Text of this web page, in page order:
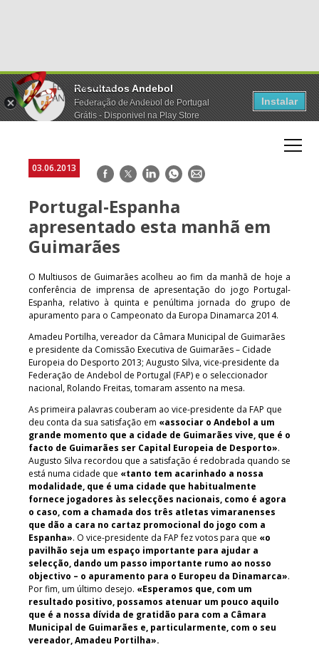
Resultados Andebol
Federação de Andebol de Portugal
Grátis - Disponivel na Play Store
Instalar
03.06.2013 Facebook
TwitterLinkedInWhatsApp
E-
Portugal-Espanha
apresentado esta manhã em
Guimarães
O Multiusos de Guimarães acolheu ao fim da manhã de hoje a
conferência de imprensa de apresentação do jogo Portugal-
Espanha, relativo à quinta e penúltima jornada do grupo de
apuramento para o Campeonato da Europa Dinamarca 2014.
Amadeu Portilha, vereador da Câmara Municipal de Guimarães
e presidente da Comissão Executiva de Guimarães – Cidade
Europeia do Desporto 2013; Augusto Silva, vice-presidente da
Federação de Andebol de Portugal (FAP) e o seleccionador
nacional, Rolando Freitas, tomaram assento na mesa.
As primeira palavras couberam ao vice-presidente da FAP que
deu conta da sua satisfação em «associar o Andebol a um
grande momento que a cidade de Guimarães vive, que é o
facto de Guimarães ser Capital Europeia de Desporto».
Augusto Silva recordou que a satisfação é redobrada quando se
está numa cidade que «tanto tem acarinhado a nossa
modalidade, que é uma cidade que habitualmente
fornece jogadores às selecções nacionais, como é agora
o caso, com a chamada dos três atletas vimaranenses
que dão a cara no cartaz promocional do jogo com a
Espanha». O vice-presidente da FAP fez votos para que «o
pavilhão seja um espaço importante para ajudar a
selecção, dando um passo importante rumo ao nosso
objectivo – o apuramento para o Europeu da Dinamarca».
Por fim, um último desejo. «Esperamos que, com um
resultado positivo, possamos atenuar um pouco aquilo
que é a nossa dívida de gratidão para com a Câmara
Municipal de Guimarães e, particularmente, com o seu
vereador, Amadeu Portilha».